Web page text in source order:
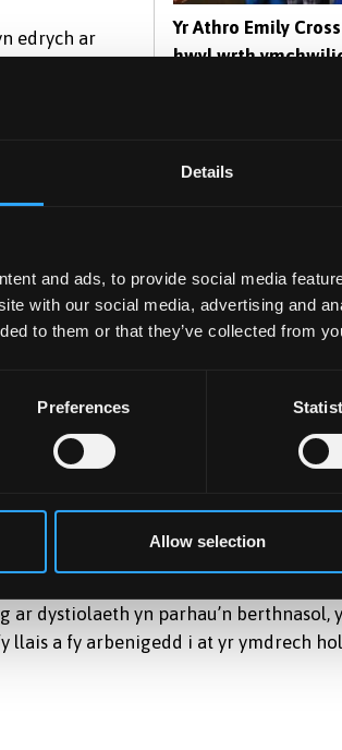
Details
and ads, to provide social media
with our social media, advertising and
to them or that they’ve collected from
Preferences
Allow selection
Yr Athro Emily
hwyl wrth
dysgu dawnsio
edrych ar
a sut yr
dechrau
yn
gan y
"Dan ni'n falch iawn o'r amgylchedd
wedi bod yn aruthrol dros y
yr Ysgol ac yn dod yn wreiddiol o
a chydweithio "Dylai unrhyw
fod yn anesmwyth oherwydd y duedd
ar dystiolaeth, syniadaeth
o bwysig ar gyfer dyfodol
a chynnydd cadarnhaol yn Ewrop a'r
dystiolaeth yn parhau’n berthnasol,
llais a fy arbenigedd i at yr ymdrech